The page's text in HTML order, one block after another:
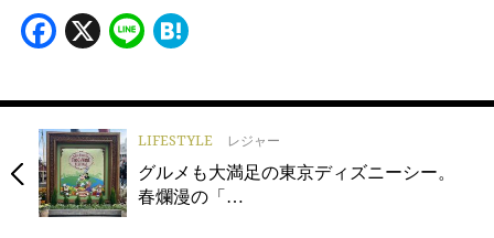
Facebook
X Line
LIFESTYLE レジャー
グルメも大満足の東京ディズニーシー。
春爛漫の「…